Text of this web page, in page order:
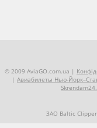
© 2009 AviaGO.com.ua |
| Авиабилеты Нью-
ЗАО Baltic